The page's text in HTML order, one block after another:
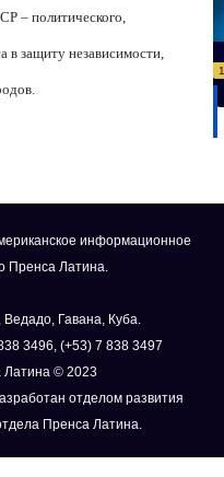
– политического,
в защиту независимости,
информационное
Пренса Латина.
Гавана, Куба.
3496, (+53) 7 838 3497
Латина © 2023
отделом развития
Пренса Латина.